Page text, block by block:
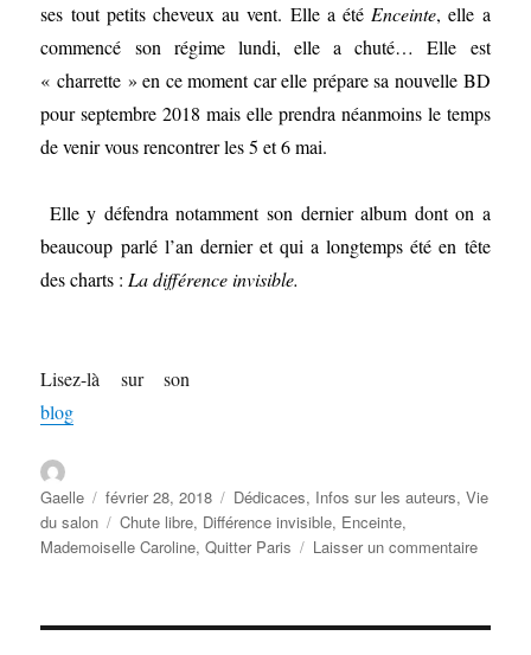
ses tout petits cheveux au vent. Elle a été Enceinte, elle a
commencé son régime lundi, elle a chuté… Elle est
« charrette » en ce moment car elle prépare sa nouvelle BD
pour septembre 2018 mais elle prendra néanmoins le temps
de venir vous rencontrer les 5 et 6 mai.
Elle y défendra notamment son dernier album dont on a
beaucoup parlé l’an dernier et qui a longtemps été en tête
des charts : La différence invisible.
Lisez-là sur son
blog
Gaelle février 28, 2018 Dédicaces, Infos sur les auteurs,Vie
du salon
Chute libre, Différence invisible, Enceinte,
Mademoiselle Caroline,Quitter Paris Laisser un commentaire